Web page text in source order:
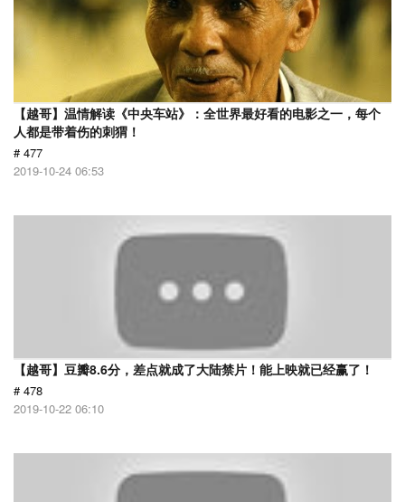
【越哥】温情解读《中央车站》：全世界最好看的电影之一，每个
人都是带着伤的刺猬！
# 477
2019-10-24 06:53
【越哥】豆瓣8.6分，差点就成了大陆禁片！能上映就已经赢了！
# 478
2019-10-22 06:10